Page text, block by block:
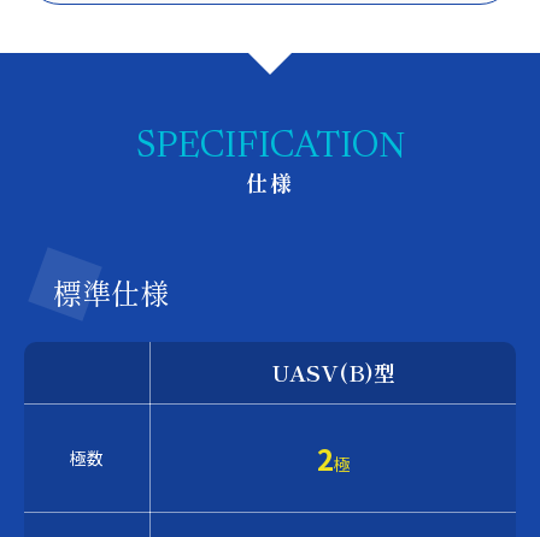
SPECIFICATION
仕様
標準仕様
UASV(B)型
極数 2極